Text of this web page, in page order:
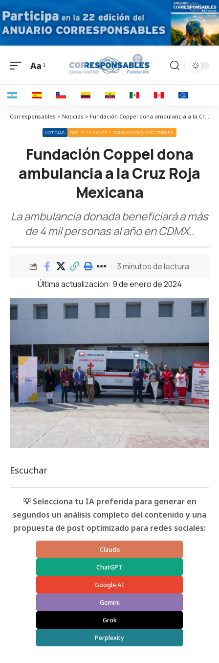
Aa
Corresponsables > Noticias > Fundación Coppel dona ambulancia a la Cruz Roja Mexicana
NOTICIAS ODS 11 CIUDADES Y COMUNIDADES SOSTENIBLES
Fundación Coppel dona
ambulancia a la Cruz Roja
Mexicana
La ambulancia donada beneficiará a más
de 4 mil personas al año en CDMX..
Última actualización: 9 de enero de 2024
3 minutos de lectura
Escuchar
💡 Selecciona tu IA preferida para generar en
segundos un análisis completo del contenido y una
propuesta de post optimizado para redes sociales:
Claude
ChatGPT
Google AI
Gemini
Grok
Perplexity